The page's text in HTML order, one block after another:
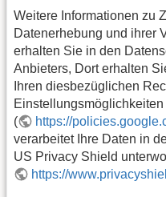
Weitere Informationen zu
Datenerhebung und ihrer
erhalten Sie in den
Anbieters, Dort erhalten
Ihren diesbezüglichen
(
https://
verarbeitet Ihre Daten in
US Privacy Shield
https://